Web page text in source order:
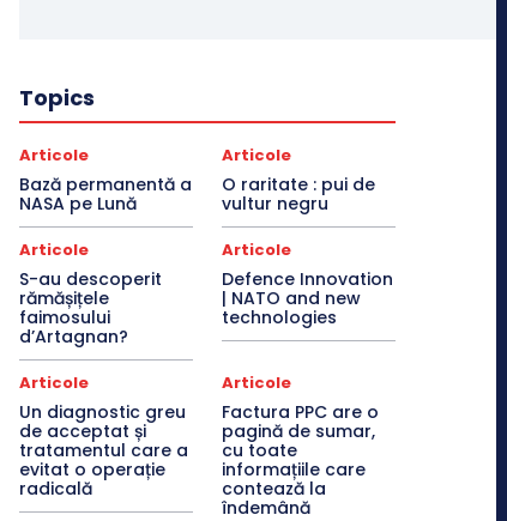
Topics
Articole
Bază permanentă a
NASA pe Lună
Articole
O raritate : pui de
vultur negru
Articole
S-au descoperit
rămășițele
faimosului
d’Artagnan?
Articole
Defence Innovation
| NATO and new
technologies
Articole
Un diagnostic greu
de acceptat și
tratamentul care a
evitat o operație
radicală
Articole
Factura PPC are o
pagină de sumar,
cu toate
informațiile care
contează la
îndemână